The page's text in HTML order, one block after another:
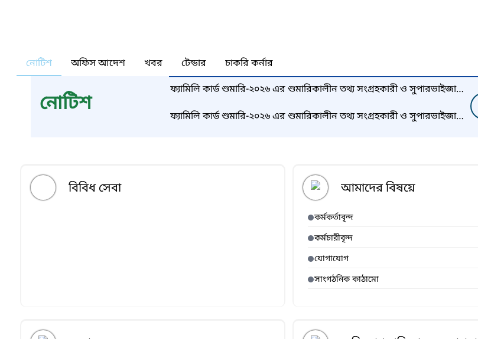
নোটিশ অফিস আদেশ খবর টেন্ডার চাকরি কর্নার
নোটিশ
ফ্যামিলি কার্ড শুমারি-২০২৬ এর শুমারিকালীন তথ্য সংগ্রহকারী ও সুপারভাইজার
ফ্যামিলি কার্ড শুমারি-২০২৬ এর শুমারিকালীন তথ্য সংগ্রহকারী ও সুপারভাইজার
বিবিধ সেবা আমাদের বিষয়ে
কর্মকর্তাবৃন্দ
কর্মচারীবৃন্দ
যোগাযোগ
সাংগঠনিক কাঠামো